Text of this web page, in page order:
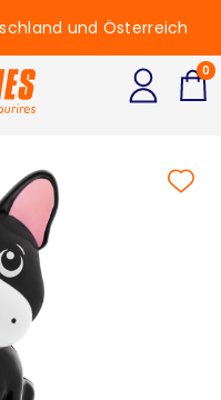
und Österreich
0